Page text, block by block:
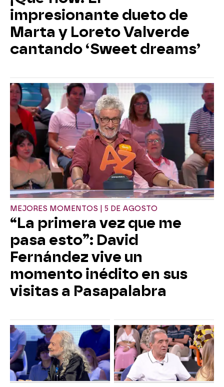
impresionante dueto de
Marta y Loreto Valverde
cantando ‘Sweet dreams’
MEJORES MOMENTOS | 5 DE AGOSTO
“La primera vez que me
pasa esto”: David
Fernández vive un
momento inédito en sus
visitas a Pasapalabra